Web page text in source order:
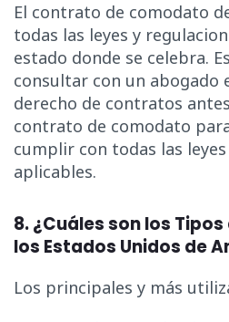
El contrato de comodato
todas las leyes y
estado donde se celebra.
consultar con un abogado
derecho de contratos
contrato de comodato
cumplir con todas las
aplicables.
8. ¿Cuáles son los
los Estados Unidos de
Los principales y más